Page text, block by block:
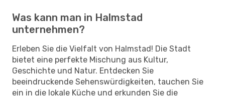
Was kann man in Halmstad
unternehmen?
Erleben Sie die Vielfalt von Halmstad! Die Stadt
bietet eine perfekte Mischung aus Kultur,
Geschichte und Natur. Entdecken Sie
beeindruckende Sehenswürdigkeiten, tauchen Sie
ein in die lokale Küche und erkunden Sie die